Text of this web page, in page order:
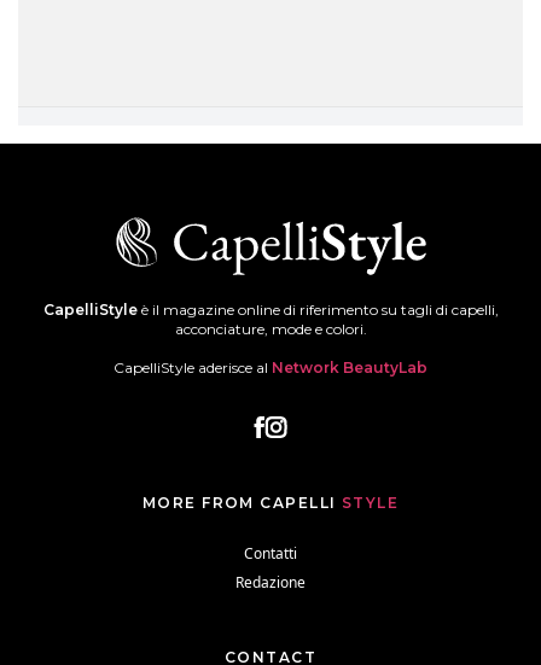
CapelliStyleè il magazine online di riferimento su tagli di capelli,
acconciature, mode e colori.
CapelliStyle aderisce al Network BeautyLab
MORE FROM CAPELLI STYLE
Contatti
Redazione
CONTACT